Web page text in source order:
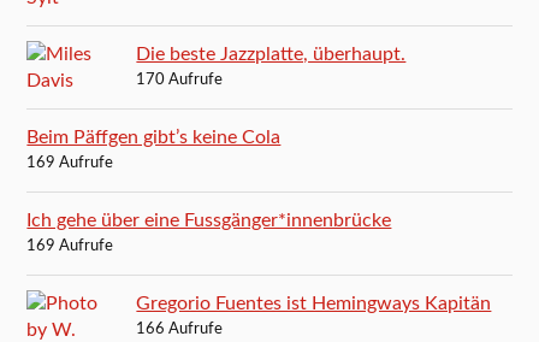
Die beste Jazzplatte, überhaupt.
170 Aufrufe
Beim Päffgen gibt’s keine Cola
169 Aufrufe
Ich gehe über eine Fussgänger*innenbrücke
169 Aufrufe
Gregorio Fuentes ist Hemingways Kapitän
166 Aufrufe